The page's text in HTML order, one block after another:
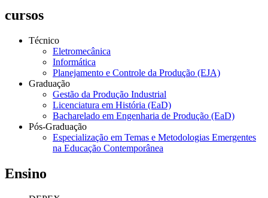
cursos
Técnico
Eletromecânica
Informática
Planejamento e Controle da Produção (EJA)
Graduação
Gestão da Produção Industrial
Licenciatura em História (EaD)
Bacharelado em Engenharia de Produção (EaD)
Pós-Graduação
Especialização em Temas e Metodologias Emergentes
na Educação Contemporânea
Ensino